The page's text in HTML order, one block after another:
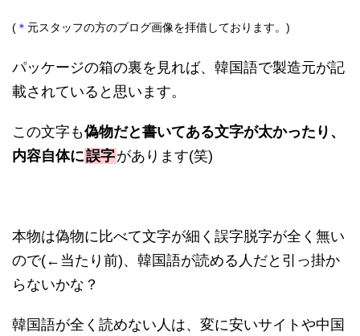
( ＊ 元スタッフの方のブログ画像を拝借しております。 )
パッケージの箱の裏を見れば、韓国語で製造元が記
載されていると思います。
この文字も偽物だと書いてある文字が太かったり、
内容自体に誤字があります(笑)
本物は偽物に比べて文字が細く誤字脱字が全く無い
ので(← 当たり前)、韓国語が読める人だと引っ掛か
らないかな？
韓国語が全く読めない人は、変に安いサイトや中国